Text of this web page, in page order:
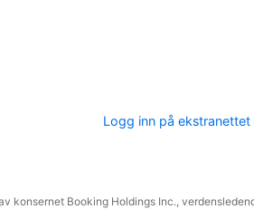
Logg inn på ekstranettet
konsernet Booking Holdings Inc.,